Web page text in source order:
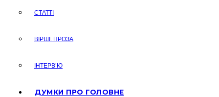
СТАТТІ
ВІРШІ. ПРОЗА
ІНТЕРВ’Ю
ДУМКИ ПРО ГОЛОВНЕ